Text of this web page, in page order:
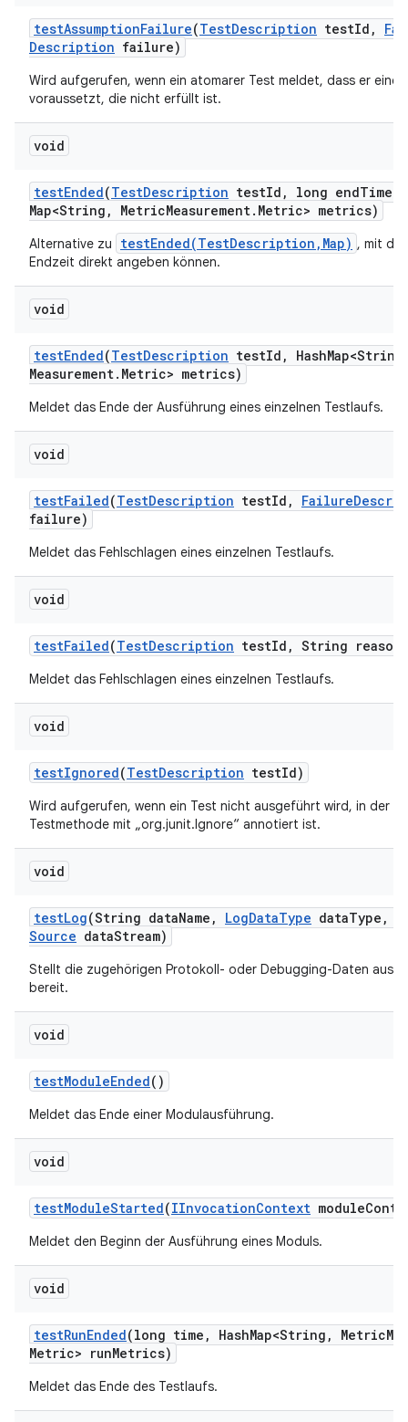
testAssumptionFailure(TestDescription testId ,
Description failure)
Wird aufgerufen, wenn ein atomarer Test meldet, dass er eine
voraussetzt, die nicht erfüllt ist.
void
testEnded(TestDescription testId , long endTime
Map<String , MetricMeasurement. Metric> metrics)
Alternative zu testEnded(TestDescription,Map) , mit
Endzeit direkt angeben können.
void
testEnded(TestDescription testId , HashMap<String
Measurement. Metric> metrics)
Meldet das Ende der Ausführung eines einzelnen Testlaufs.
void
testFailed(TestDescription testId , Failure
failure)
Meldet das Fehlschlagen eines einzelnen Testlaufs.
void
testFailed(TestDescription testId , String reason)
Meldet das Fehlschlagen eines einzelnen Testlaufs.
void
testIgnored(TestDescription testId)
Wird aufgerufen, wenn ein Test nicht ausgeführt wird, in der
Testmethode mit „org.junit.Ignore“ annotiert ist.
void
testLog(String dataName , LogDataType dataType ,
Source dataStream)
Stellt die zugehörigen Protokoll- oder Debugging-Daten aus
bereit.
void
testModuleEnded()
Meldet das Ende einer Modulausführung.
void
testModuleStarted(IInvocationContext module
Meldet den Beginn der Ausführung eines Moduls.
void
testRunEnded(long time , HashMap<String , Metric
Metric> runMetrics)
Meldet das Ende des Testlaufs.